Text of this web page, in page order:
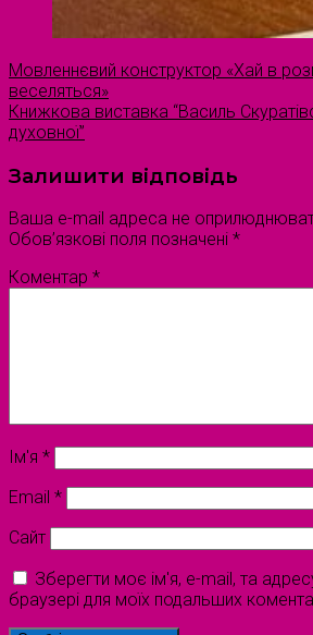
Мовленнєвий конструктор «Хай в
веселяться»
Книжкова виставка “Василь
духовної”
Залишити відповідь
Ваша e-mail адреса не
Обов’язкові поля позначені *
Коментар *
Ім'я *
Email *
Сайт
Зберегти моє ім'я, e-mail, та
браузері для моїх подальших